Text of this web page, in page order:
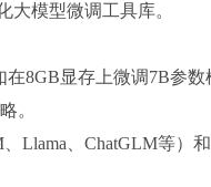
大模型微调工具库。
8GB显存上微调7B参
。
Llama、ChatGLM等）